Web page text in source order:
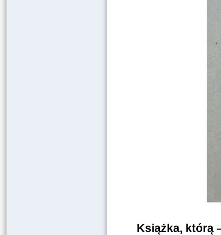
Książka, którą